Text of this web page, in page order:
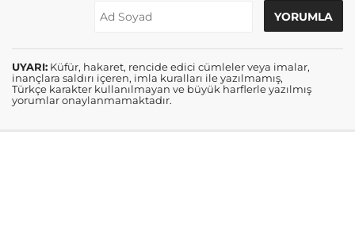
UYARI: Küfür, hakaret, rencide edici cümleler veya imalar,
inançlara saldırı içeren, imla kuralları ile yazılmamış,
Türkçe karakter kullanılmayan ve büyük harflerle yazılmış
yorumlar onaylanmamaktadır.